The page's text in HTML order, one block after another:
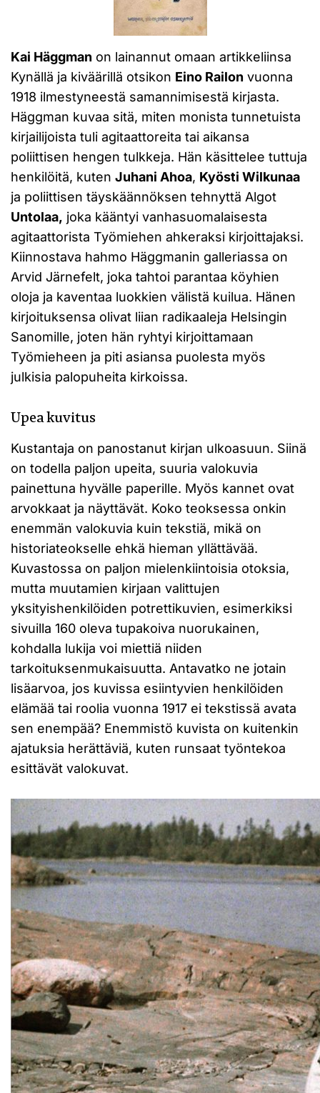
Kai Häggman on lainannut omaan artikkeliinsa
Kynällä ja kiväärillä otsikon Eino Railon vuonna
1918 ilmestyneestä samannimisestä kirjasta.
Häggman kuvaa sitä, miten monista tunnetuista
kirjailijoista tuli agitaattoreita tai aikansa
poliittisen hengen tulkkeja. Hän käsittelee tuttuja
henkilöitä, kuten Juhani Ahoa, Kyösti Wilkunaa
ja poliittisen täyskäännöksen tehnyttä Algot
Untolaa, joka kääntyi vanhasuomalaisesta
agitaattorista Työmiehen ahkeraksi kirjoittajaksi.
Kiinnostava hahmo Häggmanin galleriassa on
Arvid Järnefelt, joka tahtoi parantaa köyhien
oloja ja kaventaa luokkien välistä kuilua. Hänen
kirjoituksensa olivat liian radikaaleja Helsingin
Sanomille, joten hän ryhtyi kirjoittamaan
Työmieheen ja piti asiansa puolesta myös
julkisia palopuheita kirkoissa.
Upea kuvitus
Kustantaja on panostanut kirjan ulkoasuun. Siinä
on todella paljon upeita, suuria valokuvia
painettuna hyvälle paperille. Myös kannet ovat
arvokkaat ja näyttävät. Koko teoksessa onkin
enemmän valokuvia kuin tekstiä, mikä on
historiateokselle ehkä hieman yllättävää.
Kuvastossa on paljon mielenkiintoisia otoksia,
mutta muutamien kirjaan valittujen
yksityishenkilöiden potrettikuvien, esimerkiksi
sivuilla 160 oleva tupakoiva nuorukainen,
kohdalla lukija voi miettiä niiden
tarkoituksenmukaisuutta. Antavatko ne jotain
lisäarvoa, jos kuvissa esiintyvien henkilöiden
elämää tai roolia vuonna 1917 ei tekstissä avata
sen enempää? Enemmistö kuvista on kuitenkin
ajatuksia herättäviä, kuten runsaat työntekoa
esittävät valokuvat.